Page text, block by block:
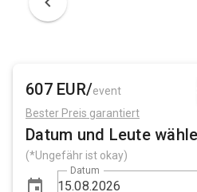
607 EUR/event
Bester Preis garantiert
Datum und Leute
(*Ungefähr ist okay)
Datum